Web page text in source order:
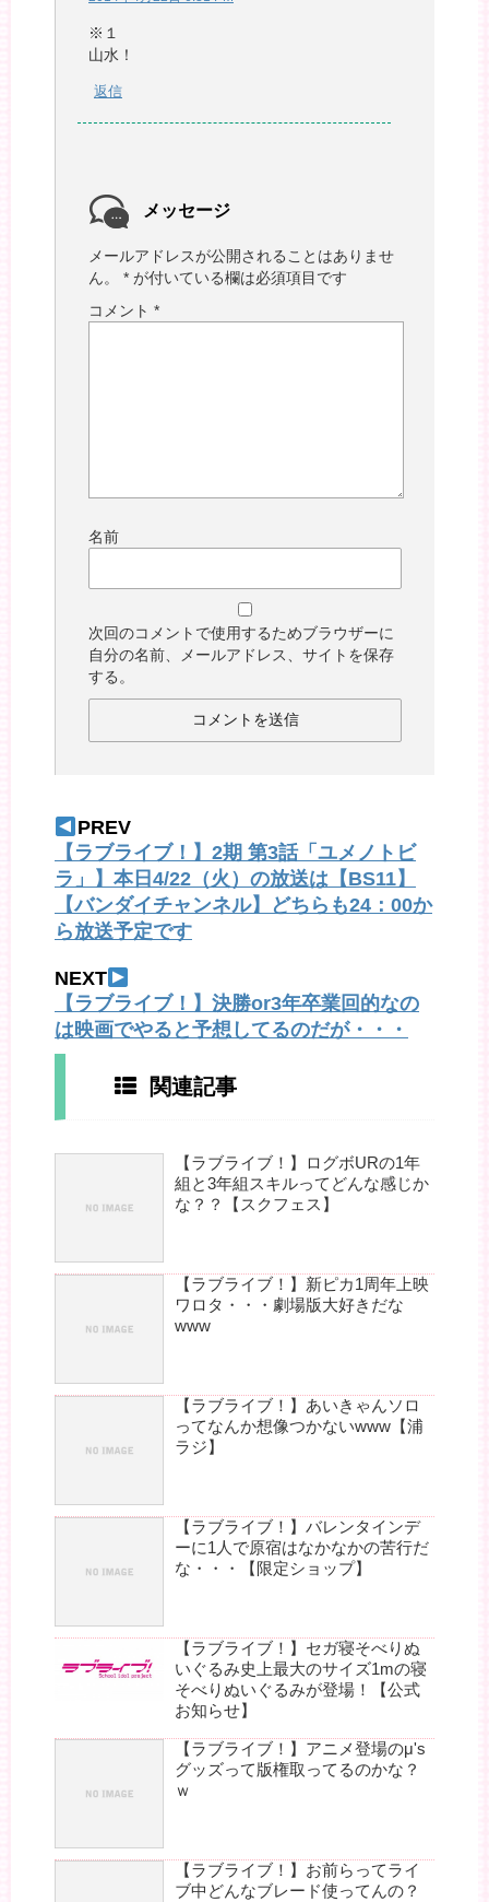
※１
山水！
返信
メッセージ
メールアドレスが公開されることはありませ
ん。
* が付いている欄は必須項目です
コメント *
名前
次回のコメントで使用するためブラウザーに
自分の名前、メールアドレス、サイトを保存
する。
PREV
【ラブライブ！】2期 第3話「ユメノトビ
ラ」】本日4/22（火）の放送は【BS11】
【バンダイチャンネル】どちらも24：00か
ら放送予定です
NEXT
【ラブライブ！】決勝or3年卒業回的なの
は映画でやると予想してるのだが・・・
関連記事
【ラブライブ！】ログボURの1年
組と3年組スキルってどんな感じか
な？？【スクフェス】
【ラブライブ！】新ピカ1周年上映
ワロタ・・・劇場版大好きだな
www
【ラブライブ！】あいきゃんソロ
ってなんか想像つかないwww【浦
ラジ】
【ラブライブ！】バレンタインデ
ーに1人で原宿はなかなかの苦行だ
な・・・【限定ショップ】
【ラブライブ！】セガ寝そべりぬ
いぐるみ史上最大のサイズ1mの寝
そべりぬいぐるみが登場！【公式
お知らせ】
【ラブライブ！】アニメ登場のμ's
グッズって版権取ってるのかな？
ｗ
【ラブライブ！】お前らってライ
ブ中どんなブレード使ってんの？